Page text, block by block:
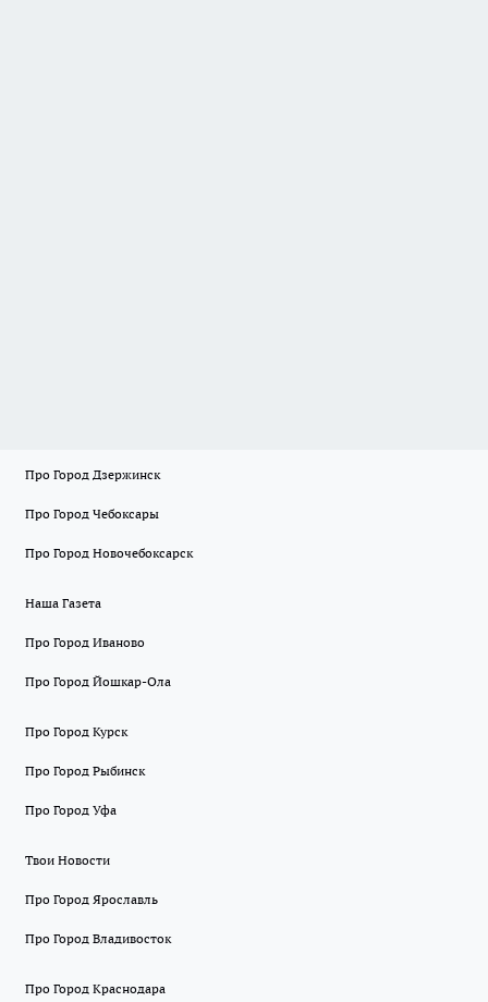
Про Город Дзержинск
Про Город Чебоксары
Про Город Новочебоксарск
Наша Газета
Про Город Иваново
Про Город Йошкар-Ола
Про Город Курск
Про Город Рыбинск
Про Город Уфа
Твои Новости
Про Город Ярославль
Про Город Владивосток
Про Город Краснодара